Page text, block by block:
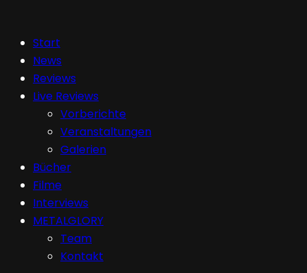
Start
News
Reviews
Live Reviews
Vorberichte
Veranstaltungen
Galerien
Bücher
Filme
Interviews
METALGLORY
Team
Kontakt